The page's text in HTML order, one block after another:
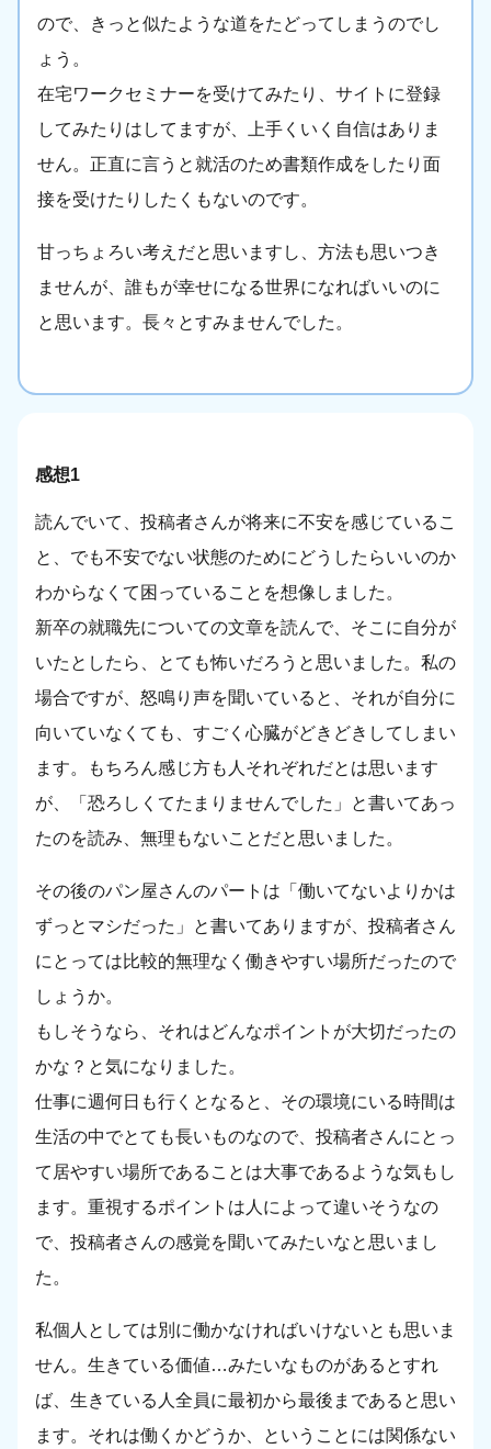
ので、きっと似たような道をたどってしまうのでし
ょう。
在宅ワークセミナーを受けてみたり、サイトに登録
してみたりはしてますが、上手くいく自信はありま
せん。正直に言うと就活のため書類作成をしたり面
接を受けたりしたくもないのです。
甘っちょろい考えだと思いますし、方法も思いつき
ませんが、誰もが幸せになる世界になればいいのに
と思います。長々とすみませんでした。
感想1
読んでいて、投稿者さんが将来に不安を感じているこ
と、でも不安でない状態のためにどうしたらいいのか
わからなくて困っていることを想像しました。
新卒の就職先についての文章を読んで、そこに自分が
いたとしたら、とても怖いだろうと思いました。私の
場合ですが、怒鳴り声を聞いていると、それが自分に
向いていなくても、すごく心臓がどきどきしてしまい
ます。もちろん感じ方も人それぞれだとは思います
が、「恐ろしくてたまりませんでした」と書いてあっ
たのを読み、無理もないことだと思いました。
その後のパン屋さんのパートは「働いてないよりかは
ずっとマシだった」と書いてありますが、投稿者さん
にとっては比較的無理なく働きやすい場所だったので
しょうか。
もしそうなら、それはどんなポイントが大切だったの
かな？と気になりました。
仕事に週何日も行くとなると、その環境にいる時間は
生活の中でとても長いものなので、投稿者さんにとっ
て居やすい場所であることは大事であるような気もし
ます。重視するポイントは人によって違いそうなの
で、投稿者さんの感覚を聞いてみたいなと思いまし
た。
私個人としては別に働かなければいけないとも思いま
せん。生きている価値…みたいなものがあるとすれ
ば、生きている人全員に最初から最後まであると思い
ます。それは働くかどうか、ということには関係ない